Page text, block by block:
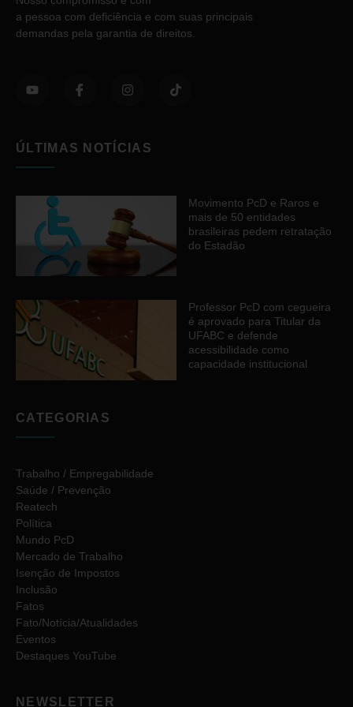
a pessoa com deficiência e com suas principais
demandas pela garantia de direitos.
ÚLTIMAS NOTÍCIAS
Movimento PcD e Raros e
mais de 50 entidades
brasileiras pedem retratação
do Estadão
Professor PcD com cegueira
é aprovado para Titular da
UFABC e defende
acessibilidade como
capacidade institucional
CATEGORIAS
Trabalho / Empregabilidade
Saúde / Prevenção
Reatech
Política
Mundo PcD
Mercado de Trabalho
Isenção de Impostos
Inclusão
Fatos
Fato/Notícia/Atualidades
Eventos
Destaques YouTube
NEWSLETTER